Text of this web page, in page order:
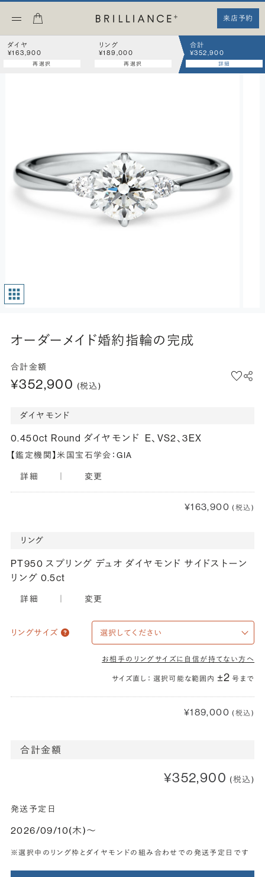
来店予約
ダイヤ
¥163,900
再選択
リング
¥189,000
再選択
合計
¥352,900
詳細
オーダーメイド婚約指輪の完成
合計金額
¥352,900 (税込)
ダイヤモンド
0.450ct Round ダイヤモンド E、VS2、3EX
【鑑定機関】米国宝石学会：GIA
詳細 変更
¥163,900 (税込)
リング
PT950 スプリング デュオ ダイヤモンド サイドストーン
リング 0.5ct
詳細 変更
リングサイズ
お相手のリングサイズに自信が持てない方へ
サイズ直し： 選択可能な範囲内 ±2 号まで
¥189,000 (税込)
合計金額
¥352,900 (税込)
発送予定日
2026/09/10(木)〜
※選択中のリング枠とダイヤモンドの組み合わせでの発送予定日です